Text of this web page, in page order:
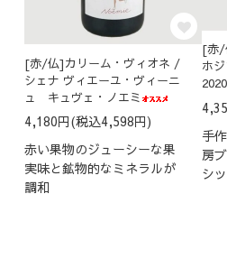
[赤/仏]カリーム・ヴィオネ /
シェナ ヴィエーユ・ヴィーニ
ュ キュヴェ・ノエミ
4,180円(税込4,598円)
赤い果物のジューシーな果
実味と鉱物的なミネラルが
調和
[赤/
ホ
2020
手
房
シ